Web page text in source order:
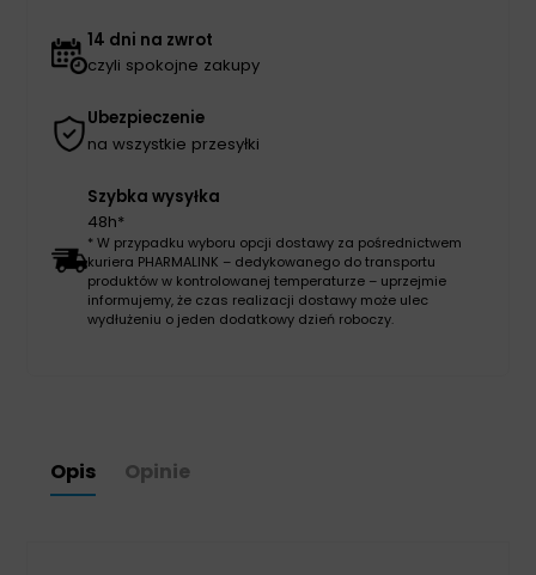
14 dni na zwrot
czyli spokojne zakupy
Ubezpieczenie
na wszystkie przesyłki
Szybka wysyłka
48h*
* W przypadku wyboru opcji dostawy za pośrednictwem
kuriera PHARMALINK – dedykowanego do transportu
produktów w kontrolowanej temperaturze – uprzejmie
informujemy, że czas realizacji dostawy może ulec
wydłużeniu o jeden dodatkowy dzień roboczy.
Opis Opinie